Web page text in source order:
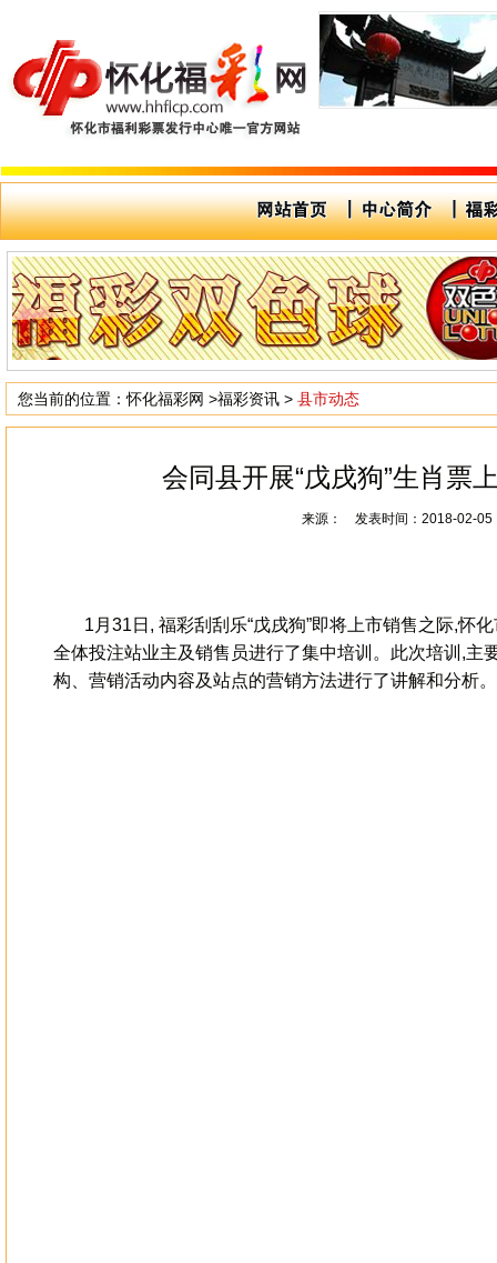
您当前的位置：怀化福彩网 >福彩资讯 > 县市动态
会同县开展“戊戌狗”生肖票
来源： 发表时间：2018-02-05
1月31日, 福彩刮刮乐“戊戌狗”即将上市销售之际,怀
全体投注站业主及销售员进行了集中培训。此次培训,主
构、营销活动内容及站点的营销方法进行了讲解和分析。